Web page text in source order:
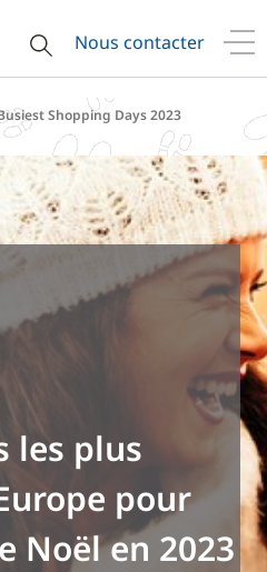
Nous contacter
Shopping Days 2023
les plus
pour
Noël en 2023